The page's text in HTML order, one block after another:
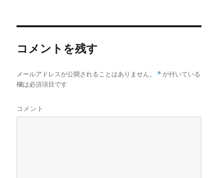
コメントを残す
メールアドレスが公開されることはありません。 * が付いている
欄は必須項目です
コメント